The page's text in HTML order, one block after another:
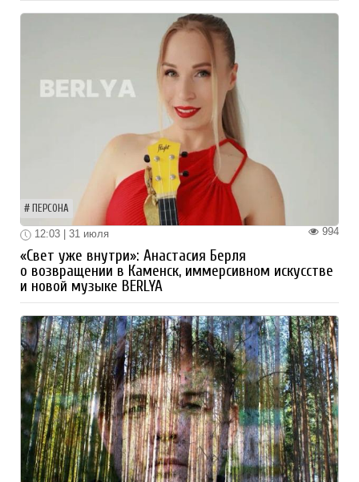
ПЕРСОНА
994
12:03 | 31 июля
«Свет уже внутри»: Анастасия Берля
о возвращении в Каменск, иммерсивном искусстве
и новой музыке BERLYA